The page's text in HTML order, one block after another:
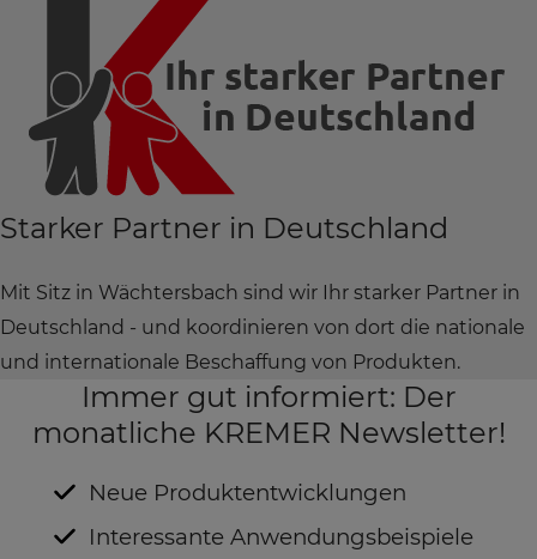
Starker Partner in Deutschland
Mit Sitz in Wächtersbach sind wir Ihr starker Partner in
Deutschland - und koordinieren von dort die nationale
und internationale Beschaffung von Produkten.
Immer gut informiert: Der
monatliche KREMER Newsletter!
Neue Produktentwicklungen
Interessante Anwendungsbeispiele